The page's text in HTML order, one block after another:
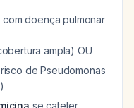
doença pulmonar
ampla) OU
de Pseudomonas
se cateter